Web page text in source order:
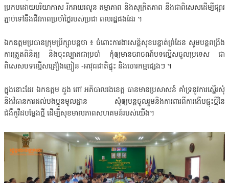
ប្រកបដោយបរិយាកាស រីករាយរលូន តម្លាភាព និងសុក្រិតភាព នឹងជាពិសេសដើម្បីផ្សារ
ភ្ជាប់ទៅនឹងជីវភាពប្រចាំថ្ងៃរបស់ប្រជា ពលរដ្ឋផងដែរ ។
ឯកឧត្តមប្រធានក្រុមប្រឹក្សាបន្តថា ៖ ចំពោះការងារសន្តិសុខបន្ទាត់ព្រំដែន សូមបន្តពង្រឹង
ការត្រួតពិនិត្យ និងចុះល្បាតជាប្រចាំ កុំឲ្យមានចរាចណ៍បទល្មើសចូលប្រទេស ជា
ពិសេសបទល្មើសគ្រឿងញៀន -អាវុធជាតិផ្ទុះ និងចោរកម្មផ្សេងៗ ។
ក្នុងនោះដែរ ឯកឧត្តម ដួង ពៅ អភិបាលរងខេត្ត បានមានប្រសាសន៍ គាំទ្រនូវការស្នើរសុំ
និងវិធានការដល់បងប្អូនមូលដ្ឋាន សុំឲ្យបន្តចូលរួមនិងការពារពីការងើបផ្ទុះថ្មីនៃ
ជំងឺកូវីដបម្លែងថ្មី ដើម្បីសុខមាលភាពសហគមន៍របស់យើង។